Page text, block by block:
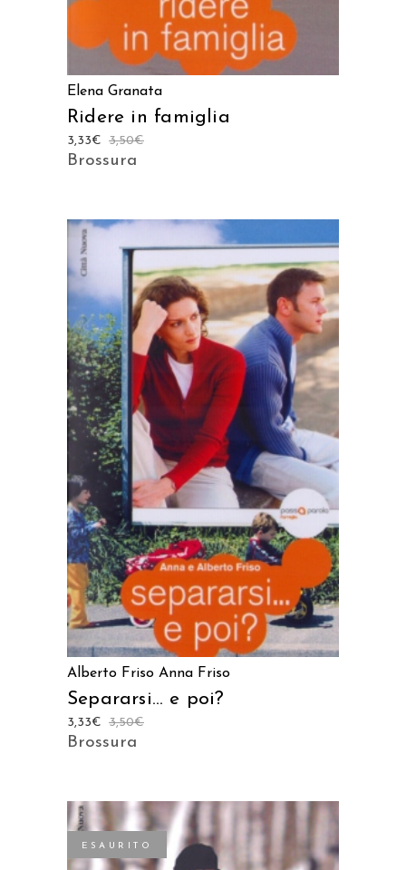
Elena Granata
Ridere in famiglia
3,50€
3,33€
Brossura
AGGIUNGI AL CARRELLO
Alberto Friso Anna Friso
Separarsi… e poi?
3,50€
3,33€
Brossura
ESAURITO